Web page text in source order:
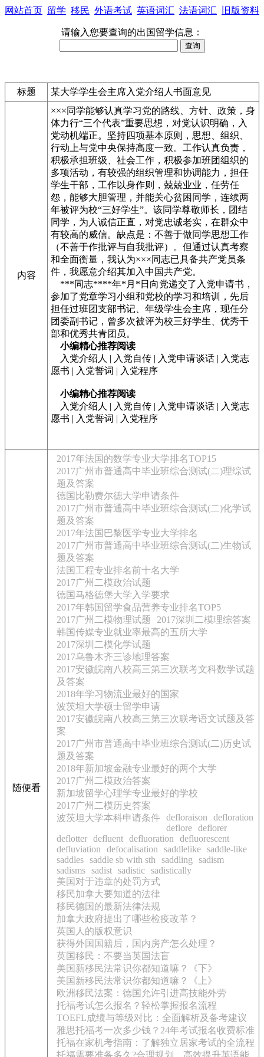
网站首页 留学 移民 外语考试 英语词汇 法语词汇 旧版资料
请输入您要查询的出国留学信息：
标题 某大学学生会主席入党介绍人书面意见
内容
×××同学能够认真学习党的路线、方针、政策，身
体力行“三个代表”重要思想，对党认识明确，入
党动机端正。坚持四项基本原则，思想、组织、
行动上与党中央保持高度一致。工作认真负责，
积极承担班级、社会工作，积极参加班团组织的
多项活动，有较强的组织管理和协调能力，担任
学生干部，工作以身作则，兢兢业业，任劳任
怨，能够大胆管理，并能关心贫困同学，连续两
年被评为校“三好学生”。该同学尊敬师长，团结
同学，为人诚信正直，对党忠诚老实，在群众中
有较高的威信。缺点是：不善于做同学思想工作
（不善于作批评与自我批评）。但通过认真考察
和全面衡量，我认为×××同志已具备共产党员条
件，我愿意介绍其加入中国共产党。
***同志****年*月*日向党递交了入党申请书，
参加了党章学习小组和党校的学习和培训，先后
担任过班团支部书记、年级学生会主席，现任分
团委副书记，曾多次被评为校三好学生、优秀干
部和优秀共青团员。
小编精心推荐阅读
入党介绍人 | 入党自传 | 入党申请谈话 | 入党志
愿书 | 入党誓词 | 入党程序
小编精心推荐阅读
入党介绍人 | 入党自传 | 入党申请谈话 | 入党志
愿书 | 入党誓词 | 入党程序
随便看
2017年法国的数学专业大学排名TOP15
2017广州市普通高中毕业班综合测试(二)理综试
题及答案
德国比勒费尔德大学申请条件
2017广州市普通高中毕业班综合测试(二)化学试
题及答案
2017年法国巴黎医学专业大学排名
2017广州市普通高中毕业班综合测试(二)生物试
题及答案
法国工程专业排名前十名大学
2017广州二模政治试题
德国马格德堡大学入学要求
2017年韩国留学食品营养专业排名TOP5
2017广州二模物理试题
2017深圳二模理综答案
韩国传媒专业就业率最高的五所大学
2017深圳二模化学试题
2017乌鲁木齐三诊地理答案
2017安徽皖南八校高三第三次联考文科数学试题
及答案
2018年学习物流业最好的国家
波茨坦大学硕士留学申请
2017安徽皖南八校高三第三次联考语文试题及答
案
2017广州市普通高中毕业班综合测试(二)历史试
题及答案
2018年新加坡金融专业最好的两个大学
2017广州二模政治答案
新加坡留学心理学专业最好的学校
2017广州二模历史答案
波茨坦大学本科申请条件 defloraison
defloration
deflore deflorer
deflotter defluent defluoration
defluorescent
defluviation
defocalisation saddlelike saddle-like
saddles saddle sb with sth saddling
sadism
sadisms sadist sadistic sadistically
美国对于违章的处罚方式
移民加拿大要知道的法律
移民德国的最新法律法规
加拿大政府提出了哪些检疫改革？
英国人的版权意识
获得外国国籍后，国内房产怎么处理？
英国移民：不要当英国法盲
美国新移民法常识你都知道嘛？《下》
美国新移民法常识你都知道嘛？《上》
欧洲移民法案：德国允许引进高技能外劳
托福考试怎么报名？轻松掌握报名流程
TOEFL成绩与等级对比：全面解析及备考建议
雅思托福考一次多少钱？24年考试报名收费标准
托福在家机考指南：了解独立居家考试的全流程
托福需要准备多久?合理规划，高效提升英语能